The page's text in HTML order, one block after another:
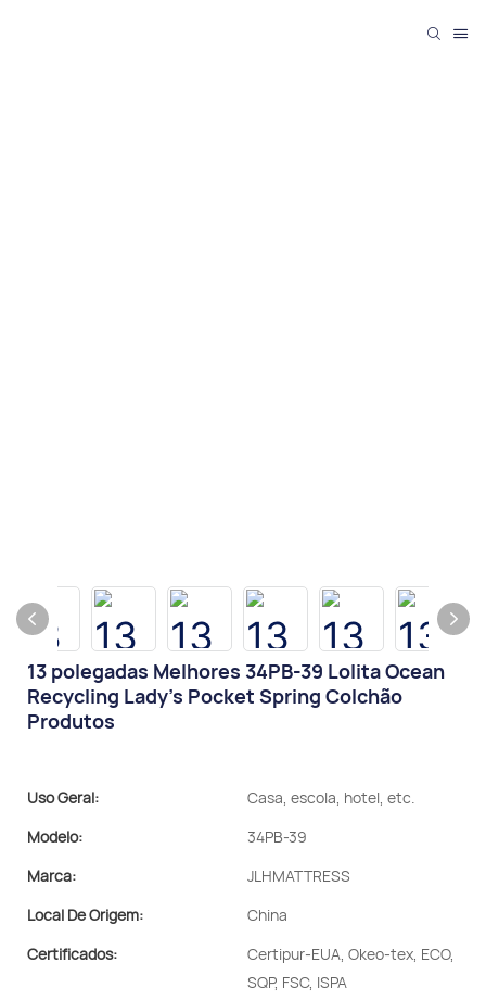
13 polegadas Melhores 34PB-39 Lolita Ocean
Recycling Lady's Pocket Spring Colchão
Produtos
Uso Geral:
Casa, escola, hotel, etc.
Modelo:
34PB-39
Marca:
JLHMATTRESS
Local De Origem:
China
Certificados:
Certipur-EUA, Okeo-tex, ECO,
SQP, FSC, ISPA